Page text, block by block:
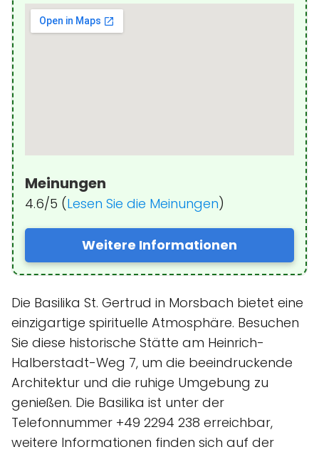
Meinungen
4.6/5 (Lesen Sie die Meinungen)
Weitere Informationen
Die Basilika St. Gertrud in Morsbach bietet eine
einzigartige spirituelle Atmosphäre. Besuchen
Sie diese historische Stätte am Heinrich-
Halberstadt-Weg 7, um die beeindruckende
Architektur und die ruhige Umgebung zu
genießen. Die Basilika ist unter der
Telefonnummer +49 2294 238 erreichbar,
weitere Informationen finden sich auf der